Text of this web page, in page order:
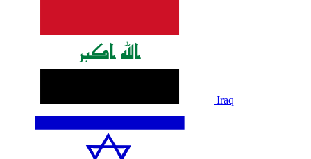
Iraq